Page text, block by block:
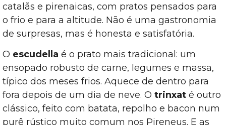
catalãs e pirenaicas, com pratos pensados para
o frio e para a altitude. Não é uma gastronomia
de surpresas, mas é honesta e satisfatória.
O escudella é o prato mais tradicional: um
ensopado robusto de carne, legumes e massa,
típico dos meses frios. Aquece de dentro para
fora depois de um dia de neve. O trinxat é outro
clássico, feito com batata, repolho e bacon num
purê rústico muito comum nos Pireneus. E as